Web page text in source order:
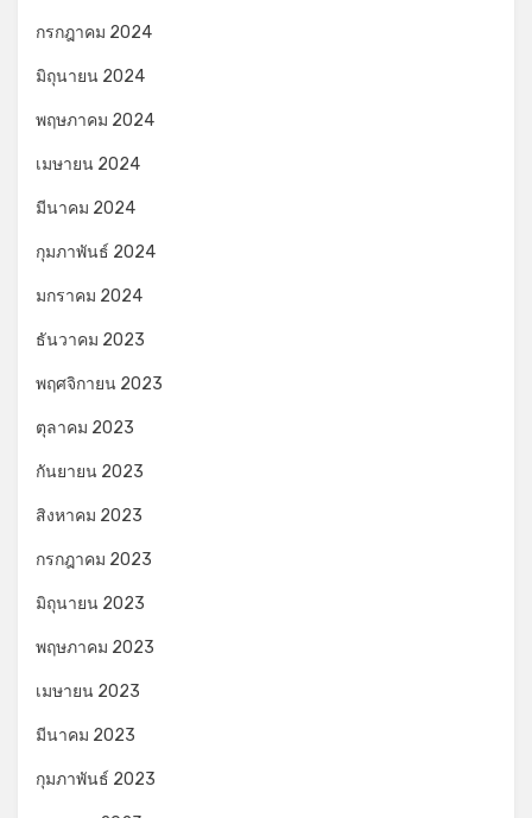
กรกฎาคม 2024
มิถุนายน 2024
พฤษภาคม 2024
เมษายน 2024
มีนาคม 2024
กุมภาพันธ์ 2024
มกราคม 2024
ธันวาคม 2023
พฤศจิกายน 2023
ตุลาคม 2023
กันยายน 2023
สิงหาคม 2023
กรกฎาคม 2023
มิถุนายน 2023
พฤษภาคม 2023
เมษายน 2023
มีนาคม 2023
กุมภาพันธ์ 2023